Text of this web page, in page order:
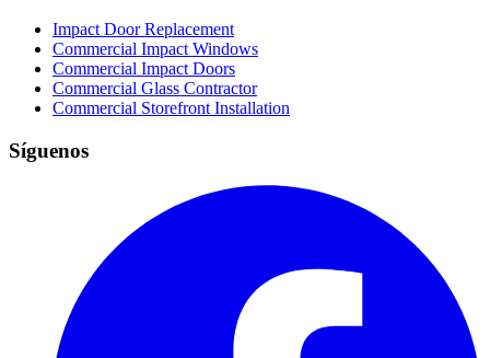
Impact Door Replacement
Commercial Impact Windows
Commercial Impact Doors
Commercial Glass Contractor
Commercial Storefront Installation
Síguenos